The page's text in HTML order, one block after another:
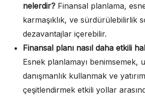
nelerdir? Finansal planlama,
karmaşıklık, ve sürdürülebilirlik
dezavantajlar içerebilir.
Finansal planı nasıl daha etkili
Esnek planlamayı benimsemek,
danışmanlık kullanmak ve
çeşitlendirmek etkili yollar